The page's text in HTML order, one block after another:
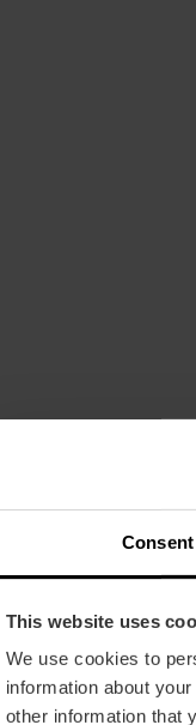
Consent
This website uses
We use cookies to
information about
other information that
pràctica